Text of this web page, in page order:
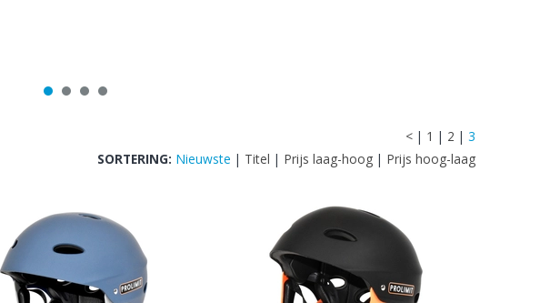
< | 1 | 2 | 3
SORTERING: Nieuwste | Titel | Prijs laag-hoog | Prijs hoog-laag